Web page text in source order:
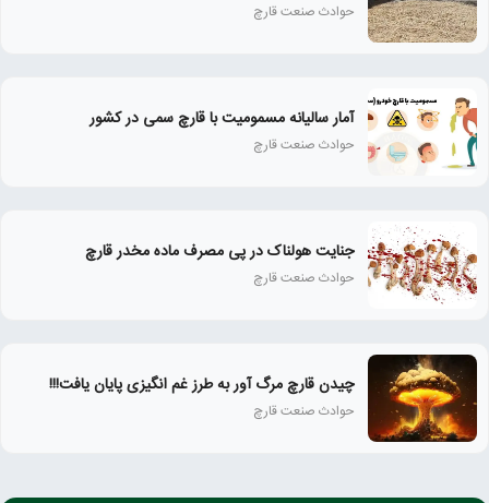
حوادث صنعت قارچ
آمار سالیانه مسمومیت با قارچ سمی در کشور
حوادث صنعت قارچ
جنایت هولناک در پی مصرف ماده مخدر قارچ
حوادث صنعت قارچ
چیدن قارچ مرگ آور به طرز غم انگیزی پایان یافت!!!
حوادث صنعت قارچ